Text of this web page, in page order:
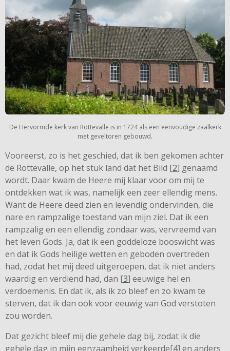
De Hervormde kerk van Rottevalle is in 1724 als een eenvoudige zaalkerk
met geveltoren gebouwd.
Vooreerst, zo is het geschied, dat ik ben gekomen achter
de Rottevalle, op het stuk land dat het Bild [2] genaamd
wordt. Daar kwam de Heere mij klaar voor om mij te
ontdekken wat ik was, namelijk een zeer ellendig mens.
Want de Heere deed zien en levendig ondervinden, die
nare en rampzalige toestand van mijn ziel. Dat ik een
rampzalig en een ellendig zondaar was, vervreemd van
het leven Gods. Ja, dat ik een goddeloze booswicht was
en dat ik Gods heilige wetten en geboden overtreden
had, zodat het mij deed uitgeroepen, dat ik niet anders
waardig en verdiend had, dan [3] eeuwige hel en
verdoemenis. En dat ik, als ik zo bleef en zo kwam te
sterven, dat ik dan ook voor eeuwig van God verstoten
zou worden.
Dat gezicht bleef mij die gehele dag bij, zodat ik die
gehele dag in mijn eenzaamheid verkeerde[4] en anders